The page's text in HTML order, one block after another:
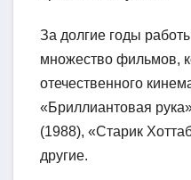
За долгие годы
множество фильмов,
отечественного
«Бриллиантовая
(1988), «Старик
другие.